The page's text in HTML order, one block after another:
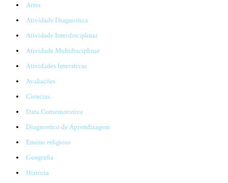
Artes
Atividade Diagnostica
Atividade Interdisciplinar
Atividade Multidisciplinar
Atividades Interativas
Avaliações
Ciências
Data Comemorativa
Diagnostico de Aprendizagem
Ensino religioso
Geografia
História